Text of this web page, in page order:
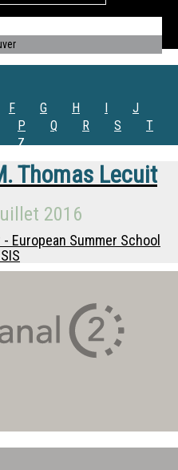
F G H I
J
P Q R S
T
Z
Thomas Lecuit
2016
European Summer School